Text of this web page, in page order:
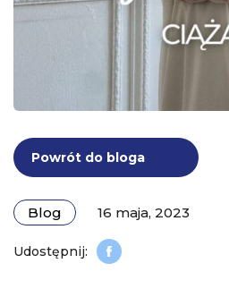
Powrót do bloga
Blog 16 maja, 2023